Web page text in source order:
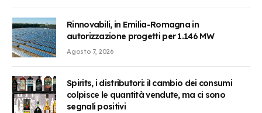
Rinnovabili, in Emilia-Romagna in
autorizzazione progetti per 1.146 MW
Agosto 7, 2026
Spirits, i distributori: il cambio dei consumi
colpisce le quantità vendute, ma ci sono
segnali positivi